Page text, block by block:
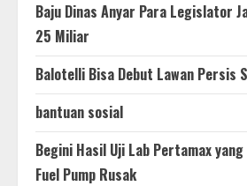
Baju Dinas Anyar Para Legislator
25 Miliar
Balotelli Bisa Debut Lawan Persis
bantuan sosial
Begini Hasil Uji Lab Pertamax
Fuel Pump Rusak